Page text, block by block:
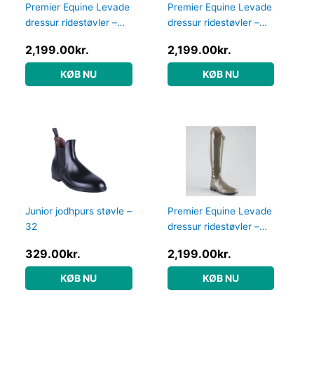
Premier Equine Levade
dressur ridestøvler –
2,199.00kr.
KØB NU
Premier Equine Levade
dressur ridestøvler –
2,199.00kr.
KØB NU
Junior jodhpurs støvle –
32
329.00kr.
KØB NU
Premier Equine Levade
dressur ridestøvler –
2,199.00kr.
KØB NU